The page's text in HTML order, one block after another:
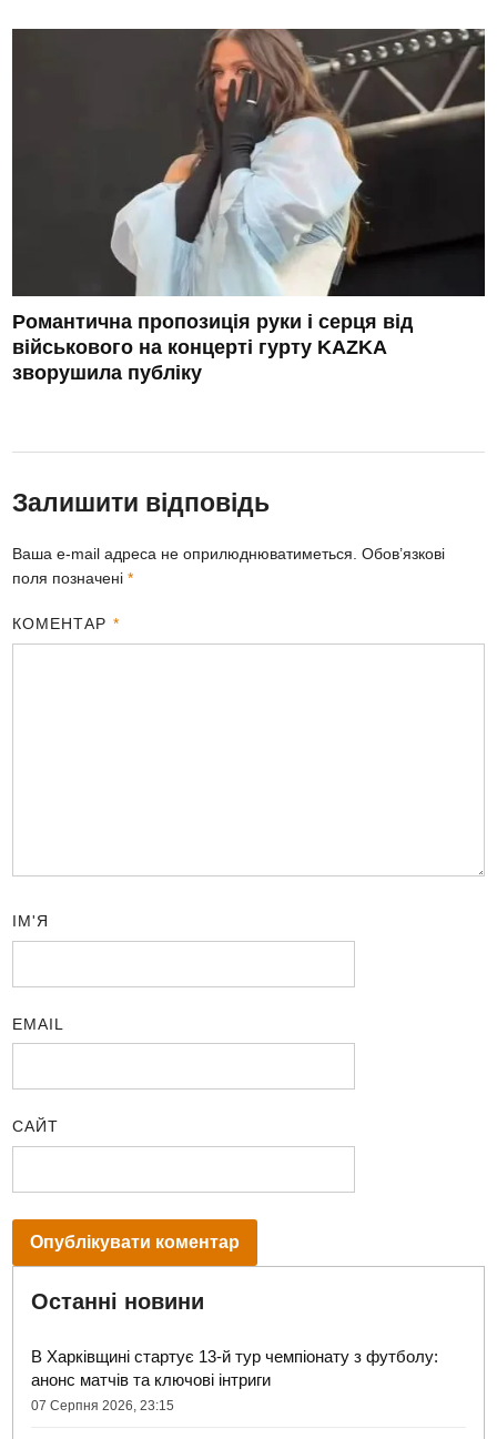
Романтична пропозиція руки і серця від
військового на концерті гурту KAZKA
зворушила публіку
Залишити відповідь
Ваша e-mail адреса не оприлюднюватиметься. Обов’язкові
поля позначені*
КОМЕНТАР *
ІМ'Я
EMAIL
САЙТ
Останні новини
В Харківщині стартує 13-й тур чемпіонату з футболу:
анонс матчів та ключові інтриги
07 Серпня 2026, 23:15